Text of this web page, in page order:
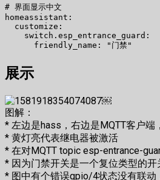
# 界面显示中文
homeassistant:
  customize:
    switch.esp_entrance_guard:
展示
￼
图解：
* 左边是hass，右边是MQTT客户端
* 黄灯亮代表继电器被激活
* 在对MQTT topic esp-entrance-
* 因为门禁开关是一个复位类型的
* 图中有个错误gpio/4状态没有联动